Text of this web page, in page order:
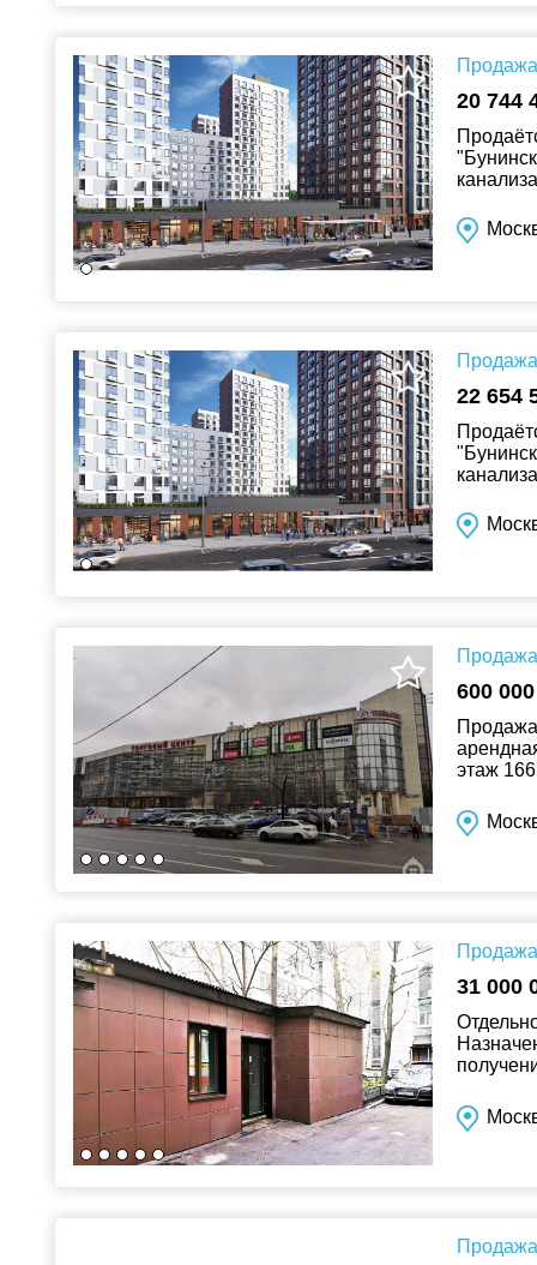
20 744
22 654
600
этаж
31 000